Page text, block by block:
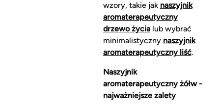
wzory, takie jak naszyjnik
aromaterapeutyczny
drzewo życialub wybrać
minimalistyczny naszyjnik
aromaterapeutyczny liść.
Naszyjnik
aromaterapeutyczny żółw -
najważniejsze zalety